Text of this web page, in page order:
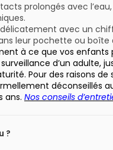
prolongés avec
avec un
leur pochette ou boîte
à ce que vos enfants
d’un adulte,
Pour des raisons de
déconseillés
ans. Nos conseils
?